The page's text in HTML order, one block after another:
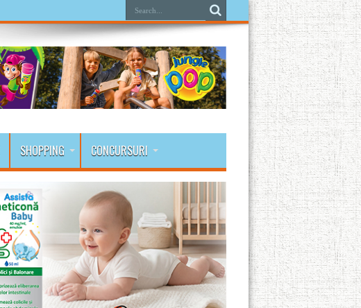
SHOPPING CONCURSURI